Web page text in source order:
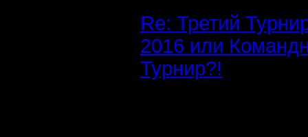
Re: Третий
2016 или
Турнир?!